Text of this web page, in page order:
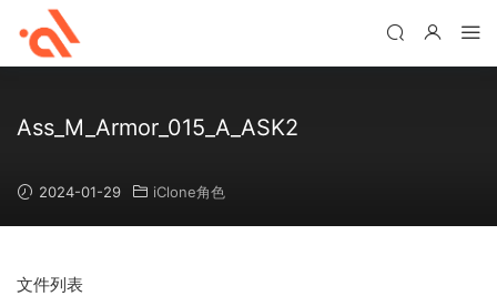
Ass_M_Armor_015_A_ASK2
2024-01-29 iClone角色
文件列表